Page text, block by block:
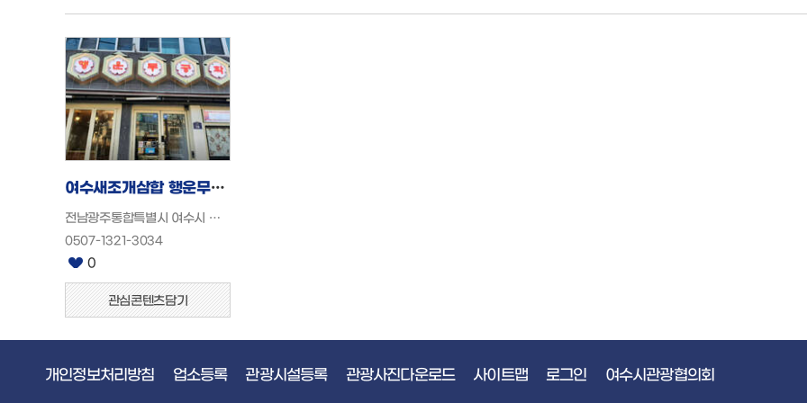
여수새조개삼합 행운무궁화
전남광주통합특별시 여수시 동문로 38 (고소동)
0507-1321-3034
0
관심콘텐츠담기
개인정보처리방침 업소등록 관광시설등록 관광사진다운로드 사이트맵 로그인 여수시관광협의회